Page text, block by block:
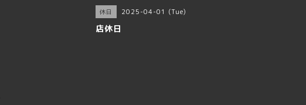
休日 2025-04-01 (Tue)
店休日